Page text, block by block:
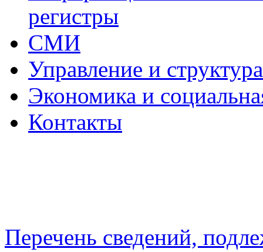
регистры
СМИ
Управление и
Экономика и
Контакты
Перечень сведений,